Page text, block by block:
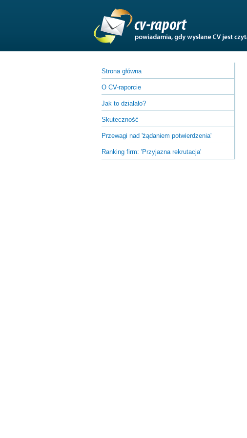
Strona główna
O CV-raporcie
Jak to działało?
Skuteczność
Przewagi nad 'żądaniem potwierdzenia'
Ranking firm: 'Przyjazna rekrutacja'